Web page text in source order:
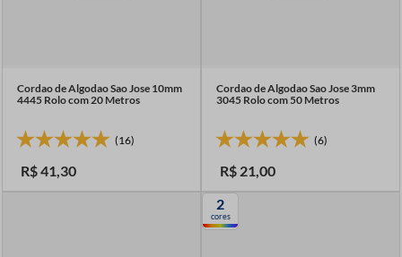
Cordao de Algodao Sao Jose 10mm
4445 Rolo com 20 Metros
(16)
R$41,30
Cordao de Algodao Sao Jose 3mm
3045 Rolo com 50 Metros
(6)
R$ 21,00
2
cores